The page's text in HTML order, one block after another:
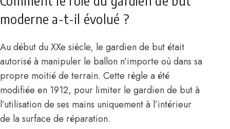
moderne a-t-il évolué ?
Au début du XXe siècle, le gardien de but était
autorisé à manipuler le ballon n’importe où dans sa
propre moitié de terrain. Cette règle a été
modifiée en 1912, pour limiter le gardien de but à
l’utilisation de ses mains uniquement à l’intérieur
de la surface de réparation.